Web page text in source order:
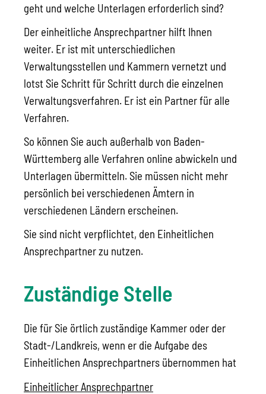
geht und welche Unterlagen erforderlich sind?
Der einheitliche Ansprechpartner hilft Ihnen
weiter. Er ist mit unterschiedlichen
Verwaltungsstellen und Kammern vernetzt und
lotst Sie Schritt für Schritt durch die einzelnen
Verwaltungsverfahren. Er ist ein Partner für alle
Verfahren.
So können Sie auch außerhalb von Baden-
Württemberg alle Verfahren online abwickeln und
Unterlagen übermitteln.Sie müssen nicht mehr
persönlich bei verschiedenen Ämtern in
verschiedenen Ländern erscheinen.
Sie sind nicht verpflichtet, den Einheitlichen
Ansprechpartner zu nutzen.
Zuständige Stelle
Die für Sie örtlich zuständige Kammer oder der
Stadt-/Landkreis, wenn er die Aufgabe des
Einheitlichen Ansprechpartners übernommen hat
Einheitlicher Ansprechpartner